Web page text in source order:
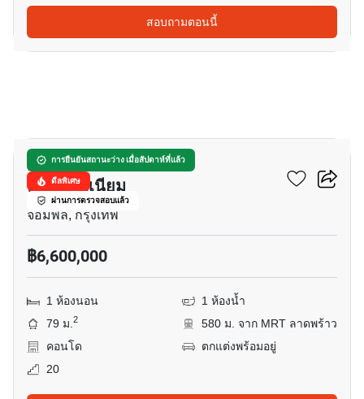
สอบถามตอนนี้
การยืนยันสถานะว่าง เมื่อสัปดาห์ที่แล้ว
ดีลพิเศษ
ผ่านการตรวจสอบแล้ว
เดอะ เซสท์ ลาดพร้าว
คอนโดมิเนียม
จอมพล, กรุงเทพ
฿6,600,000
1 ห้องนอน
1 ห้องน้ำ
79 ม.2
580 ม. จาก MRT ลาดพร้าว
คอนโด
ตกแต่งพร้อมอยู่
20